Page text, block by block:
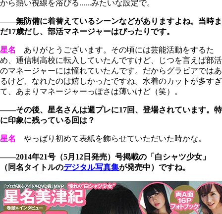
から熱い視線を浴びる......みたいな設定で。
――無防備に着替えているシーンなどがありますよね。当時ま
だ17歳だし、部活マネージャーはぴったりです。
星名
ありがとうございます。その頃には芸能活動をするた
め、通信制高校に転入していたんですけど、じつを言えば部活
のマネージャーには憧れていたんです。だからグラビアではあ
るけど、なれたのは嬉しかったですね。水着のカットが多すぎ
て、あまりマネージャーっぽさは薄いけど（笑）。
――その後、星名さんは週プレに17回、登場されています。特
に印象に残っている回は？
星名 やっぱり初めて表紙を飾らせていただいた時かな。
――2014年21号（5月12日発売）号掲載の「白シャツ少女」
（同名タイトルのデジタル写真集が発売中）ですね。